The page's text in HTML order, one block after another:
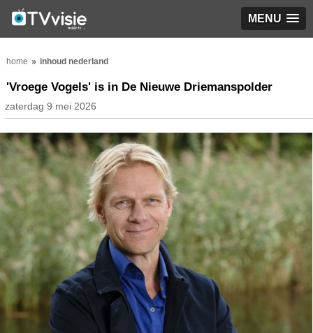
MENU
home inhoud nederland
'Vroege Vogels' is in De Nieuwe Driemanspolder
zaterdag 9 mei 2026